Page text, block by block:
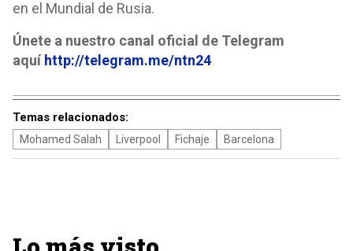
en el Mundial de Rusia.
Únete a nuestro canal oficial de Telegram
aquí http://telegram.me/ntn24
Temas relacionados:
Mohamed Salah Liverpool Fichaje Barcelona